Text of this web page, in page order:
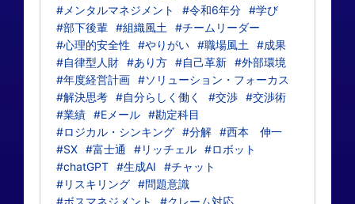
#メンタルマネジメント
#令和6年分 #学び
#部下後輩 #組織風土
#チームリーダー
#心理的安全性
#やりがい #職場風土
#成果
#自律型人財 #あり方 #自己革新 #外部環境
#年度経営計画 #ソリューション・フォーカス
#解決思考 #自分らしく働く #交渉 #交渉術
#業績 #Eメール #勘定科目
#ロジカル・シンキング #分解 #西本 伸一
#SX #富士通 #リッチェル #ロボット
#chatGPT #生成AI
#チャット
#リスキリング #問題意識
#ボスマネジメント
#クレーム対応